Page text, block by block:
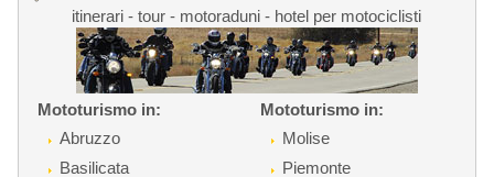
itinerari - tour - motoraduni - hotel per motociclisti
Mototurismo in:
Abruzzo
Basilicata
Mototurismo in:
Molise
Piemonte